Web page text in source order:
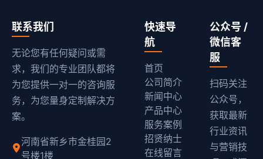
联系我们
无论您有任何疑问或需
求，我们的专业团队都将
为您提供一对一的咨询服
务，为您量身定制解决方
案。
河南省新乡市金桂园2
号楼1楼
快速导
航
首页
公司简介
新闻中心
产品中心
服务案例
招贤纳士
在线留言
公众号 /
微信客
服
扫码关注
公众号，
获取最新
行业资讯
与营销技